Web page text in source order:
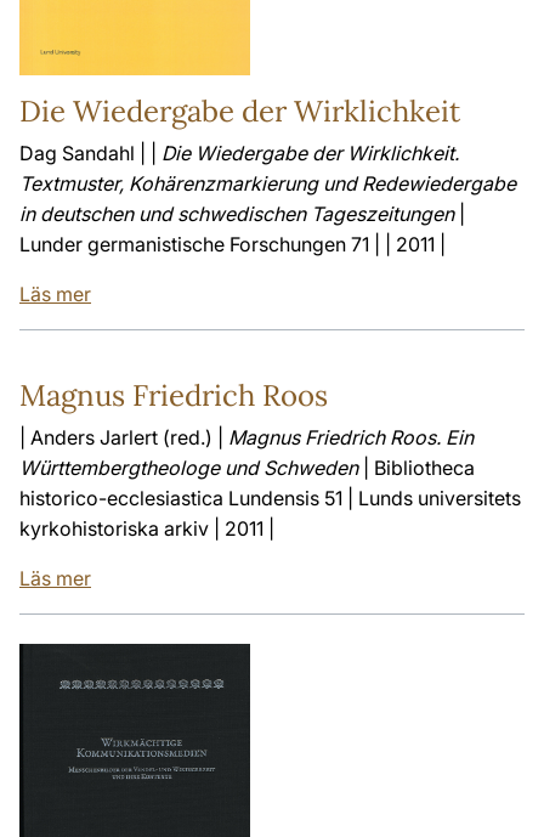
Die Wiedergabe der Wirklichkeit
Dag Sandahl | | Die Wiedergabe der Wirklichkeit.
Textmuster, Kohärenzmarkierung und Redewiedergabe
in deutschen und schwedischen Tageszeitungen|
Lunder germanistische Forschungen 71 | | 2011 |
Läs mer
Magnus Friedrich Roos
| Anders Jarlert (red.) | Magnus Friedrich Roos. Ein
Württembergtheologe und Schweden| Bibliotheca
historico-ecclesiastica Lundensis 51 | Lunds universitets
kyrkohistoriska arkiv | 2011 |
Läs mer